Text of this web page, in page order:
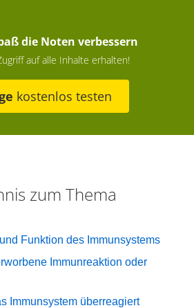
die Noten verbessern
auf alle Inhalte erhalten!
kostenlos testen
zum Thema
Funktion des Immunsystems
Immunreaktion oder
Immunsystem überreagiert